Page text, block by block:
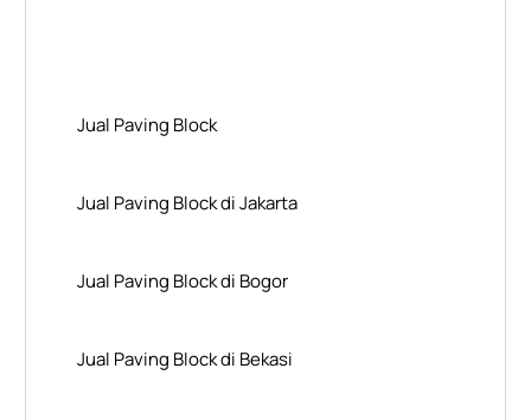
Jual Paving Block
Jual Paving Block di Jakarta
Jual Paving Block di Bogor
Jual Paving Block di Bekasi